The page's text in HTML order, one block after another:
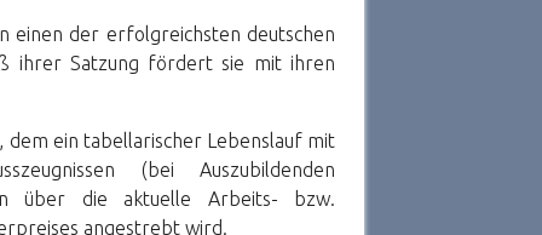
einen der erfolgreichsten deutschen
ihrer Satzung fördert sie mit ihren
dem ein tabellarischer Lebenslauf mit
(bei Auszubildenden
über die aktuelle Arbeits- bzw.
angestrebt wird.